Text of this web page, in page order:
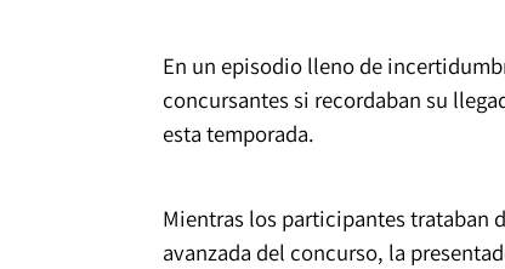
En un episodio lleno de
concursantes si recordaban su
esta temporada.
Mientras los participantes trataban
avanzada del concurso, la